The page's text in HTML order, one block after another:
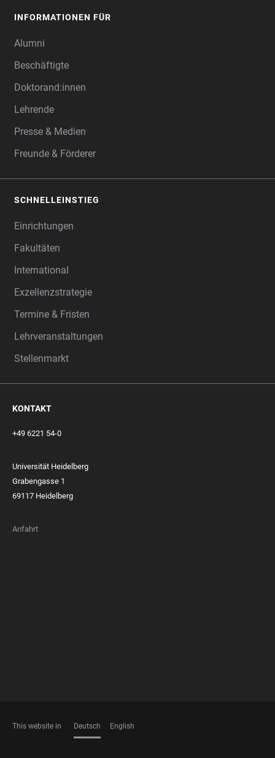
INFORMATIONEN FÜR
Alumni
Beschäftigte
Doktorand:innen
Lehrende
Presse & Medien
Freunde & Förderer
SCHNELLEINSTIEG
Einrichtungen
Fakultäten
International
Exzellenzstrategie
Termine & Fristen
Lehrveranstaltungen
Stellenmarkt
KONTAKT
+49 6221 54-0
Universität Heidelberg
Grabengasse 1
69117 Heidelberg
Anfahrt
This website in Deutsch English